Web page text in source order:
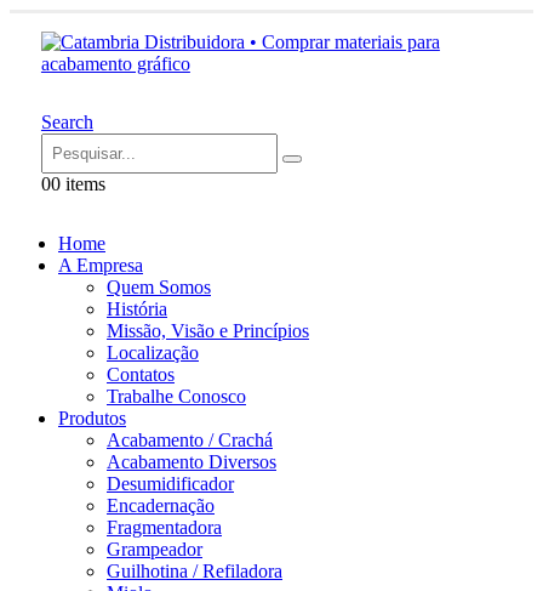
Search
00 items
Home
A Empresa
Quem Somos
História
Missão, Visão e Princípios
Localização
Contatos
Trabalhe Conosco
Produtos
Acabamento / Crachá
Acabamento Diversos
Desumidificador
Encadernação
Fragmentadora
Grampeador
Guilhotina / Refiladora